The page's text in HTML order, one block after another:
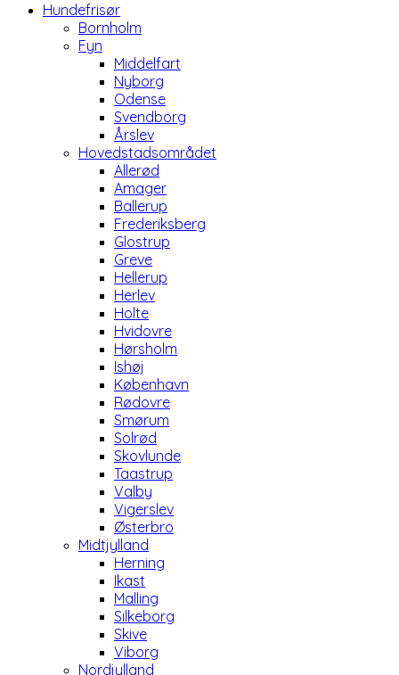
Hundefrisør
Bornholm
Fyn
Middelfart
Nyborg
Odense
Svendborg
Årslev
Hovedstadsområdet
Allerød
Amager
Ballerup
Frederiksberg
Glostrup
Greve
Hellerup
Herlev
Holte
Hvidovre
Hørsholm
Ishøj
København
Rødovre
Smørum
Solrød
Skovlunde
Taastrup
Valby
Vigerslev
Østerbro
Midtjylland
Herning
Ikast
Malling
Silkeborg
Skive
Viborg
Nordjylland